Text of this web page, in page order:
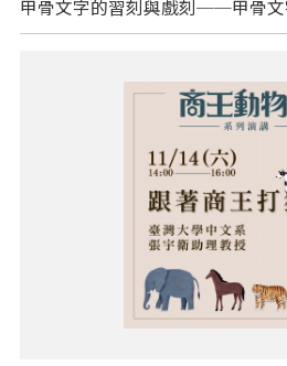
甲骨文字的習刻與戲刻──甲骨文